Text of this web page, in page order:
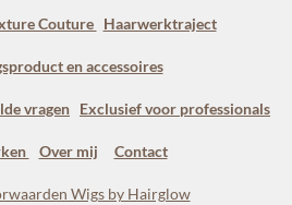
Couture Haarwerktraject
en accessoires
vragen Exclusief voor professionals
Over mij Contact
Wigs by Hairglow